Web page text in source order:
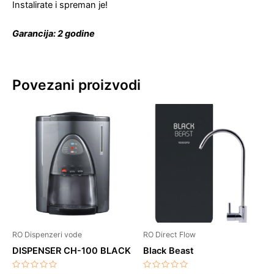
Instalirate i spreman je!
Garancija: 2 godine
Povezani proizvodi
RO Dispenzeri vode
DISPENSER CH-100 BLACK
RO Direct Flow
Black Beast